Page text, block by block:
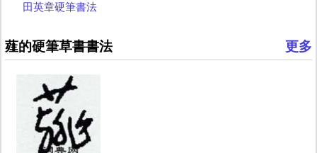
田英章硬筆書法
薤的硬筆草書書法 更多